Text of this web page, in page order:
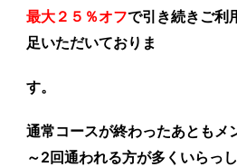
最大２５％オフで引き続きご利
足いただいておりま
す。
通常コースが終わったあともメ
～2回通われる方が多くいらっし